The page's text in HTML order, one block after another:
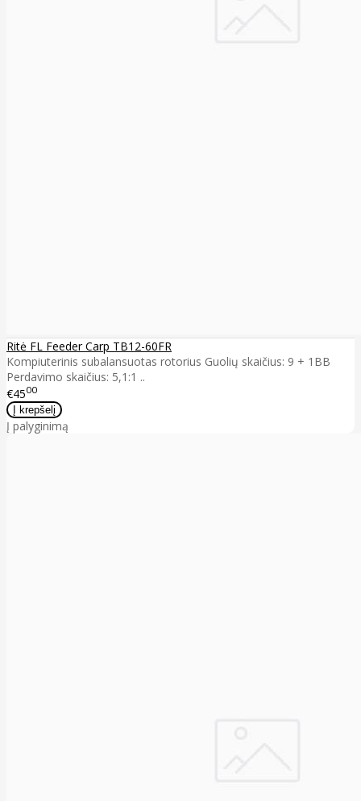
Ritė FL Feeder Carp TB12-60FR
Kompiuterinis subalansuotas rotorius Guolių skaičius: 9 + 1BB
Perdavimo skaičius: 5,1:1 ..
€4500
Į palyginimą